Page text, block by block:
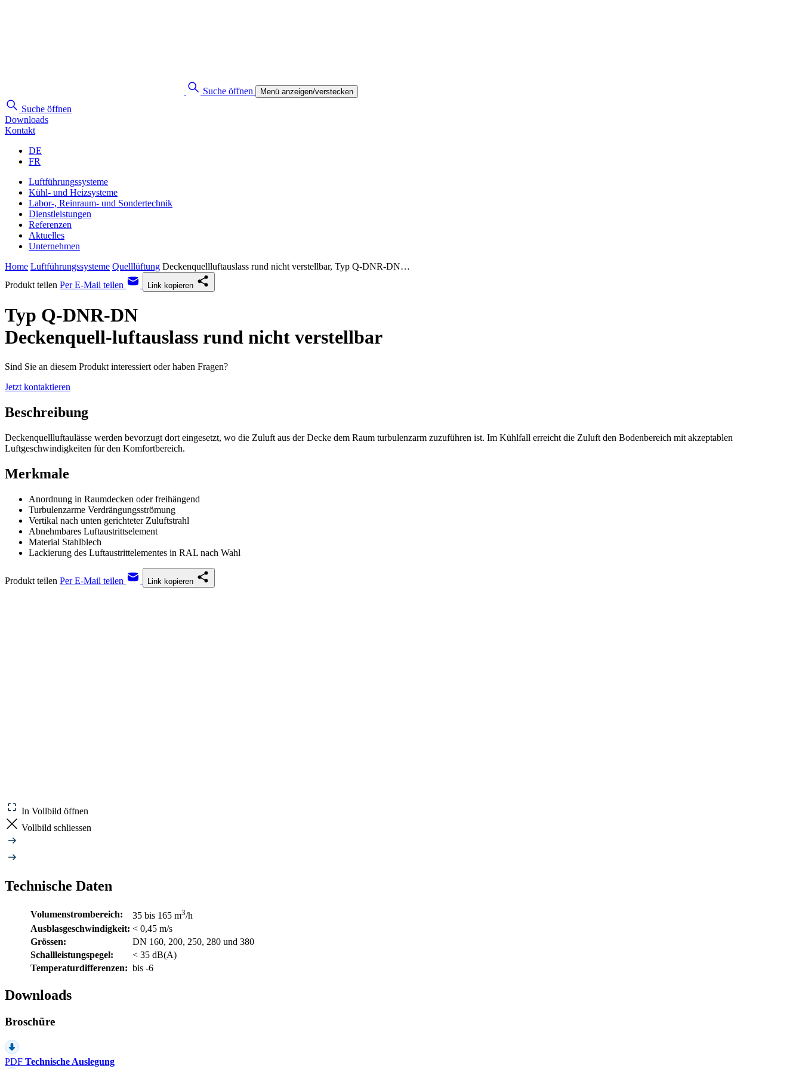
Suche öffnen Menü anzeigen/verstecken
Suche öffnen
Downloads
Kontakt
DE
FR
Luftführungssysteme
Kühl- und Heizsysteme
Labor-, Reinraum- und Sondertechnik
Dienstleistungen
Referenzen
Aktuelles
Unternehmen
Home Luftführungssysteme Quelllüftung Deckenquellluftauslass rund nicht verstellbar, Typ Q-DNR-DN…
Produkt teilen Per E-Mail teilen Link kopieren
Typ Q-DNR-DN
Deckenquell-luftauslass rund nicht verstellbar
Sind Sie an diesem Produkt interessiert oder haben Fragen?
Jetzt kontaktieren
Beschreibung
Deckenquellluftaulässe werden bevorzugt dort eingesetzt, wo die Zuluft aus der Decke dem Raum turbulenzarm zuzuführen ist. Im Kühlfall erreicht die Zuluft den Bodenbereich mit akzeptablen
Luftgeschwindigkeiten für den Komfortbereich.
Merkmale
Anordnung in Raumdecken oder freihängend
Turbulenzarme Verdrängungsströmung
Vertikal nach unten gerichteter Zuluftstrahl
Abnehmbares Luftaustrittselement
Material Stahlblech
Lackierung des Luftaustrittelementes in RAL nach Wahl
Produkt teilen Per E-Mail teilen Link kopieren
In Vollbild öffnen
Vollbild schliessen
Technische Daten
Volumenstrombereich: 35 bis 165 m3/h
Ausblasgeschwindigkeit: < 0,45 m/s
Grössen:
DN 160, 200, 250, 280 und 380
Schallleistungspegel:
< 35 dB(A)
Temperaturdifferenzen: bis -6
Downloads
Broschüre
PDF Technische Auslegung